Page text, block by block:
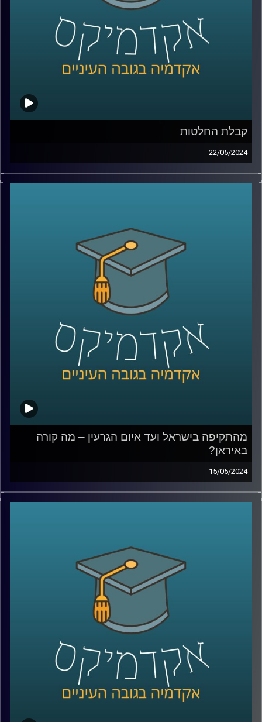
קבלת החלטות
22/05/2024
לאחר ה- 7 באוקטובר, התעוררו שאלות רבות לגבי רציונליות
ההחלטות של יחיא סינוואר, מנהיג חמאס בעזה.
בעזה שבה איבד חמאס חלק ניכר מיכולותיו הצבאיות. רבים
סבורים שסינוואר פועל באופן שאינו רציונלי,לעומתם, יש
הטוענים שאמנם הוא פסיכופט, אך הוא מקבל החלטות
מחקר במעבדה לקבלת החלטות ממוחשבות באוניברסיטת
רייכמן מנסה להעריך את מידת הרציונליות בהחלטותיו של
סינוואר ולהבין את השיקולים והתהליכים המובילים להחלטות
אלו, תוך התחשבות במרכיבים פסיכולוגיים ואידאולוגיים.
אז איתנו כאן פרופ׳ אלכס מינץ, פרופ׳ אלכס מינץ, ראש
המעבדה לקבלת החלטות ממוחשבת, אוניברסיטת רייכמן.
מהתקיפה בישראל ועד איום הגרעין – מה קורה
באיראן?
15/05/2024
בליל ה- 14 באפריל, בזמן שאנחנו חיכינו בחרדה למתקפת
הטילים והכטב"מים מאיראן , היו כאלו גם בצד השני שנכנסו
ברשתות החברתיות הופצו תמונות וסרטונים של אנשים שרצים
להצטייד במצרכים ושתייה ואפילו בדלק מחשש לתגובת נגד
אז מה כל זה אומר על מה שקורה באיראן כרגע?
איתנו בפרק של היום ד״ר מאיר ג'בדנפר, מומחה לפוליטיקה
עכשווית של איראן, בבית הספר לאודר לממשל, דיפלומטיה
ואסטרטגיה באוניברסיטת רייכמן.
קרדיט תמונות:AudioVersity